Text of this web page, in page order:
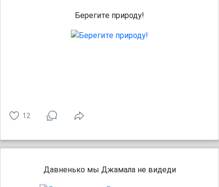
Берегите природу!
12
Давненько мы Джамала не видеди